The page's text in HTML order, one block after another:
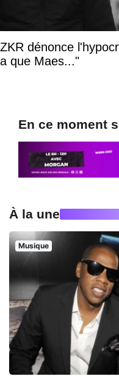
ZKR dénonce
a que Maes..."
En ce moment
À la une
Musique